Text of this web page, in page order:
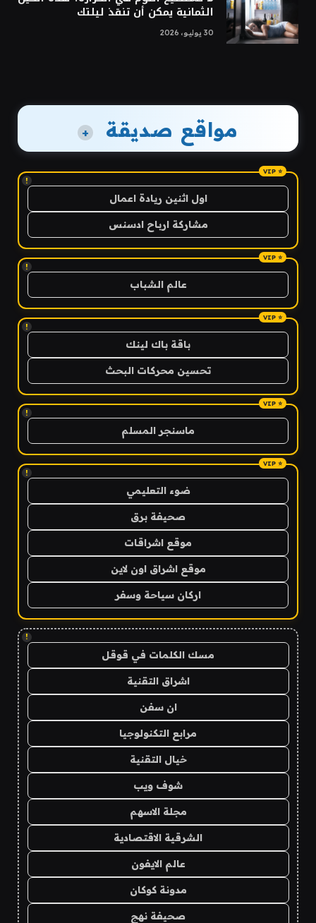
الثمانية يمكن أن تنقذ ليلتك
30 يوليو، 2026
مواقع صديقة +
!
اول اثنين ريادة اعمال
مشاركة ارباح ادسنس
!
عالم الشباب
!
باقة باك لينك
تحسين محركات البحث
!
ماسنجر المسلم
!
ضوء التعليمي
صحيفة برق
موقع اشراقات
موقع اشراق اون لاين
اركان سياحة وسفر
!
مسك الكلمات في قوقل
اشراق التقنية
ان سفن
مرابع التكنولوجيا
خيال التقنية
شوف ويب
مجلة الاسهم
الشرقية الاقتصادية
عالم الايفون
مدونة كوكان
صحيفة نهج